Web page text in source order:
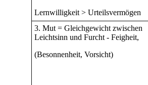
Lernwilligkeit > Urteilsvermögen
3. Mut = Gleichgewicht zwischen
Leichtsinn und Furcht - Feigheit,
(Besonnenheit, Vorsicht)